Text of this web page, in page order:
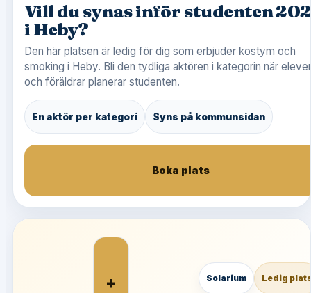
Vill du synas inför studenten
i Heby?
Den här platsen är ledig för dig som erbjuder kostym och
smoking i Heby. Bli den tydliga aktören i kategorin när elever
och föräldrar planerar studenten.
En aktör per kategori Syns på kommunsidan
Boka plats
+ Solarium Ledig